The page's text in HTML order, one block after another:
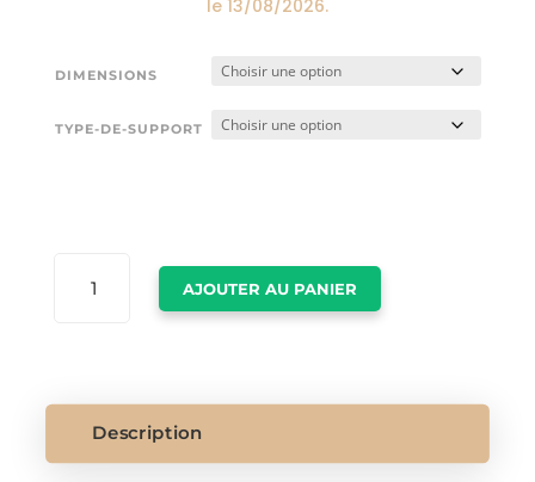
le 13/08/2026.
DIMENSIONS
TYPE-DE-SUPPORT
AJOUTER AU PANIER
Description